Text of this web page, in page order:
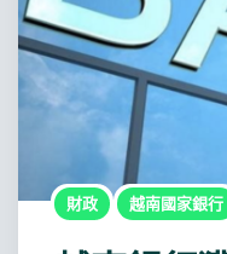
財政 越南國家銀行